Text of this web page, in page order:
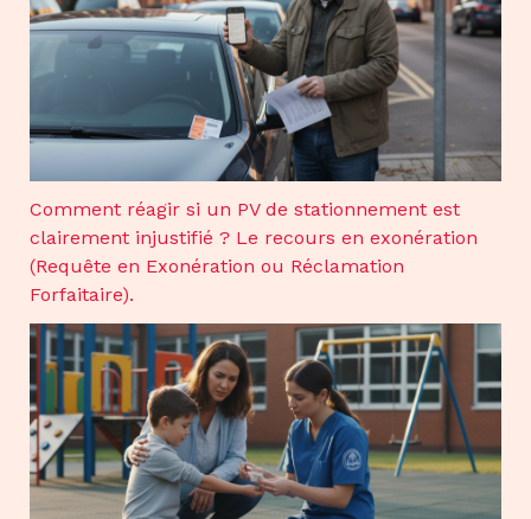
Comment réagir si un PV de stationnement est
clairement injustifié ? Le recours en exonération
(Requête en Exonération ou Réclamation
Forfaitaire).